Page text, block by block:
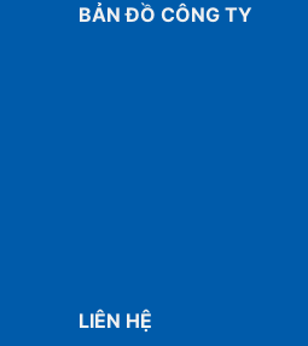
BẢN ĐỒ CÔNG TY
LIÊN HỆ